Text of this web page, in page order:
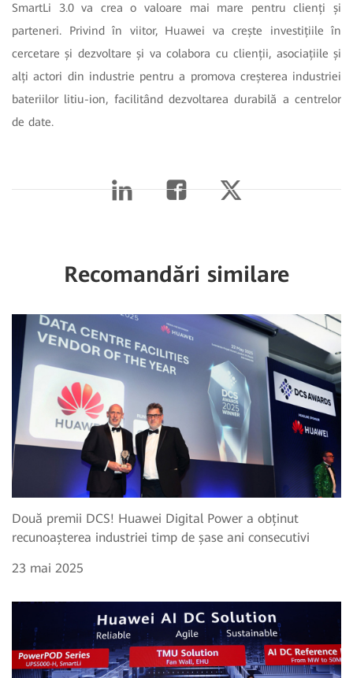
SmartLi 3.0 va crea o valoare mai mare pentru clienți și
parteneri. Privind în viitor, Huawei va crește investițiile în
cercetare și dezvoltare și va colabora cu clienții, asociațiile și
alți actori din industrie pentru a promova creșterea industriei
bateriilor litiu-ion, facilitând dezvoltarea durabilă a centrelor
de date.
Recomandări similare
Două premii DCS! Huawei Digital Power a obținut
recunoașterea industriei timp de șase ani consecutivi
23 mai 2025